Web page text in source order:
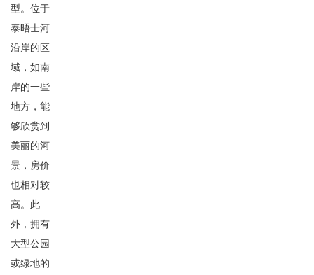
型。位于
泰晤士河
沿岸的区
域，如南
岸的一些
地方，能
够欣赏到
美丽的河
景，房价
也相对较
高。此
外，拥有
大型公园
或绿地的